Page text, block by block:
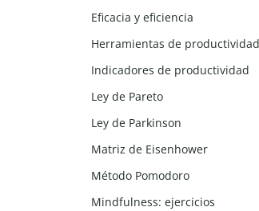
Eficacia y eficiencia
Herramientas de productividad
Indicadores de productividad
Ley de Pareto
Ley de Parkinson
Matriz de Eisenhower
Método Pomodoro
Mindfulness: ejercicios